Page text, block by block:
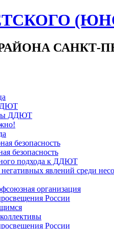
САНКТ-
ДДЮТ
безопасность
безопасность
подхода к ДДЮТ
явлений среди
организация
России
России